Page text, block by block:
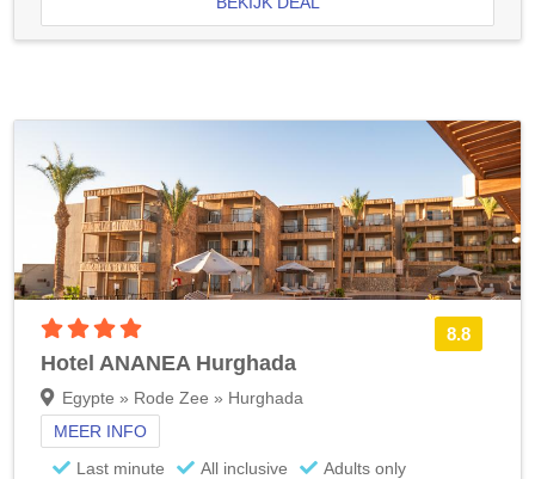
8.8
Hotel ANANEA Hurghada
Egypte » Rode Zee » Hurghada
MEER INFO
Last minute
All inclusive
Adults only